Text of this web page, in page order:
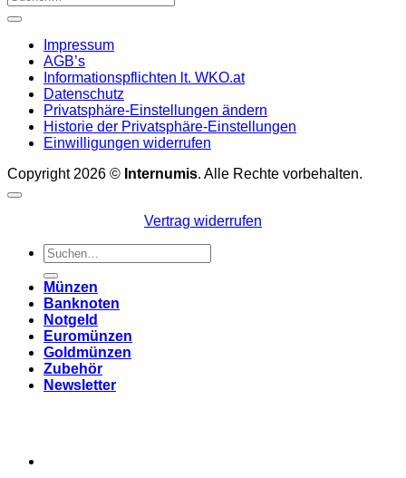
Impressum
AGB’s
Informationspflichten lt. WKO.at
Datenschutz
Privatsphäre-Einstellungen ändern
Historie der Privatsphäre-Einstellungen
Einwilligungen widerrufen
Copyright 2026 © Internumis. Alle Rechte vorbehalten.
Vertrag widerrufen
Suchen
nach:
Münzen
Banknoten
Notgeld
Euromünzen
Goldmünzen
Zubehör
Newsletter